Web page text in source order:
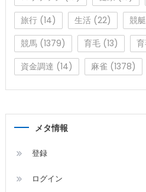
旅行(14) 生活(22) 競艇
競馬(1379) 育毛(13)
資金調達 (14) 麻雀 (1378)
メタ情報
登録
ログイン